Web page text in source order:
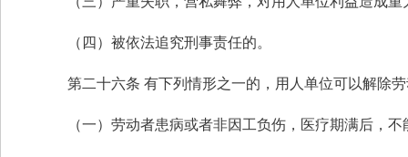
（四）被依法追究刑事责任的。
第二十六条 有下列情形之一的，用人单位可以解除
（一）劳动者患病或者非因工负伤，医疗期满后，